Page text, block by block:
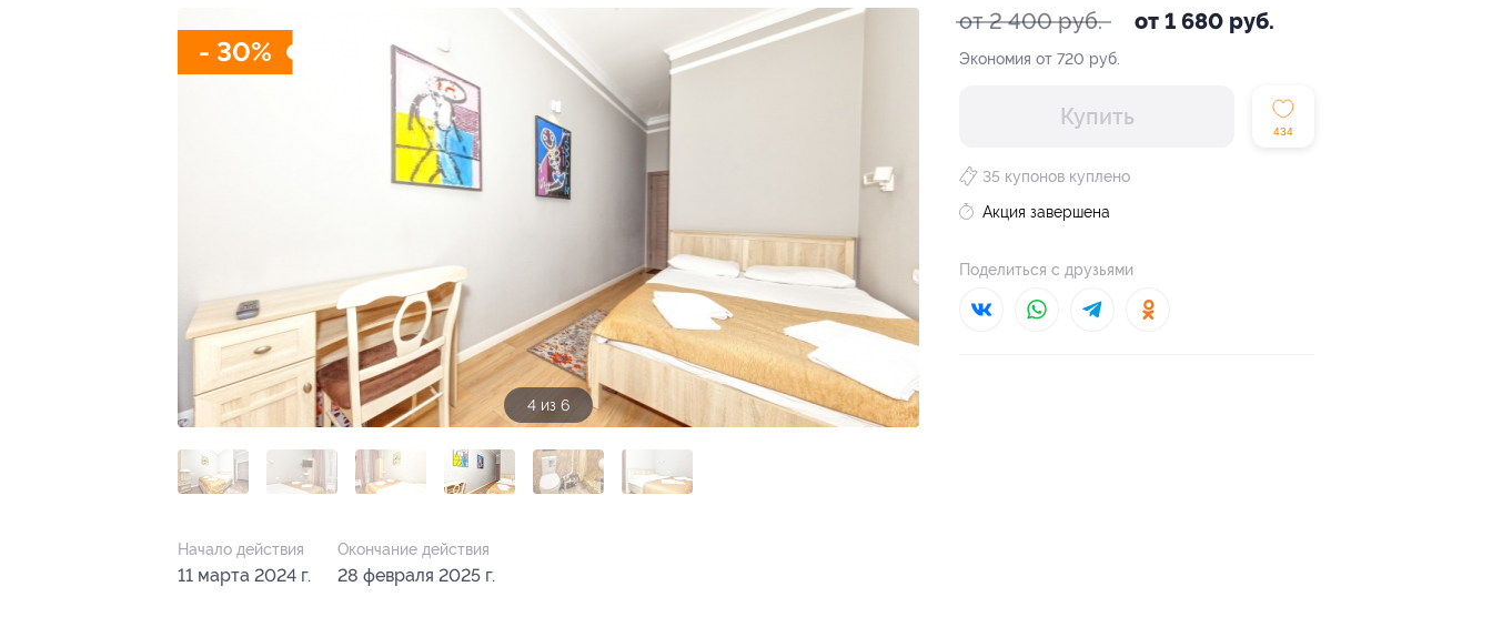
- 30%
4 из 6
от 2 400 руб. от 1 680 руб.
Экономия от 720 руб.
Купить
434
35 купонов куплено
Акция завершена
Поделиться с друзьями
Начало действия
11 марта 2024 г.
Окончание действия
28 февраля 2025 г.